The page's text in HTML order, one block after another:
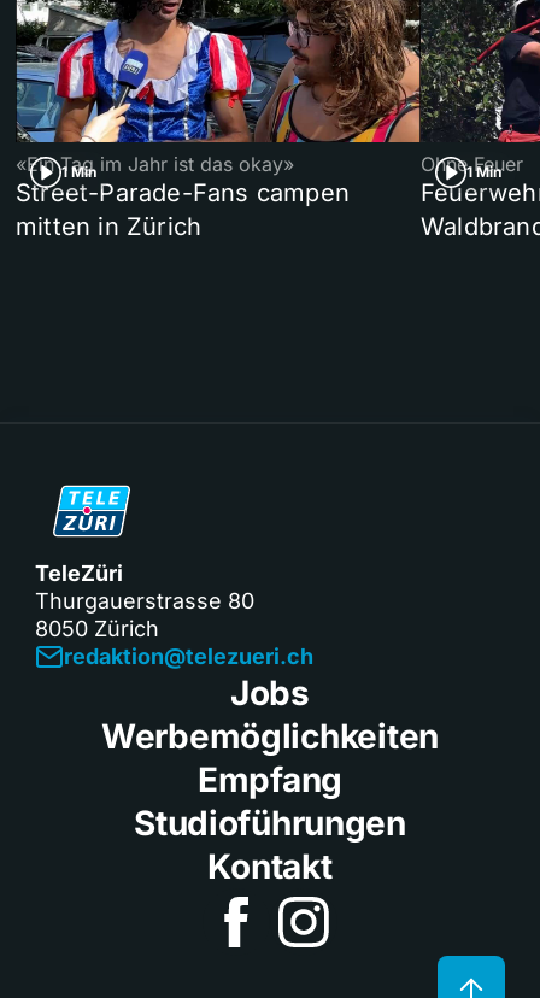
1 Min
«Ein Tag im Jahr ist das okay»
Street-Parade-Fans campen
mitten in Zürich
1 Min
Ohne Feuer
TeleZüri
Thurgauerstrasse 80
8050 Zürich
redaktion@telezueri.ch
Jobs
Werbemöglichkeiten
Empfang
Studioführungen
Kontakt